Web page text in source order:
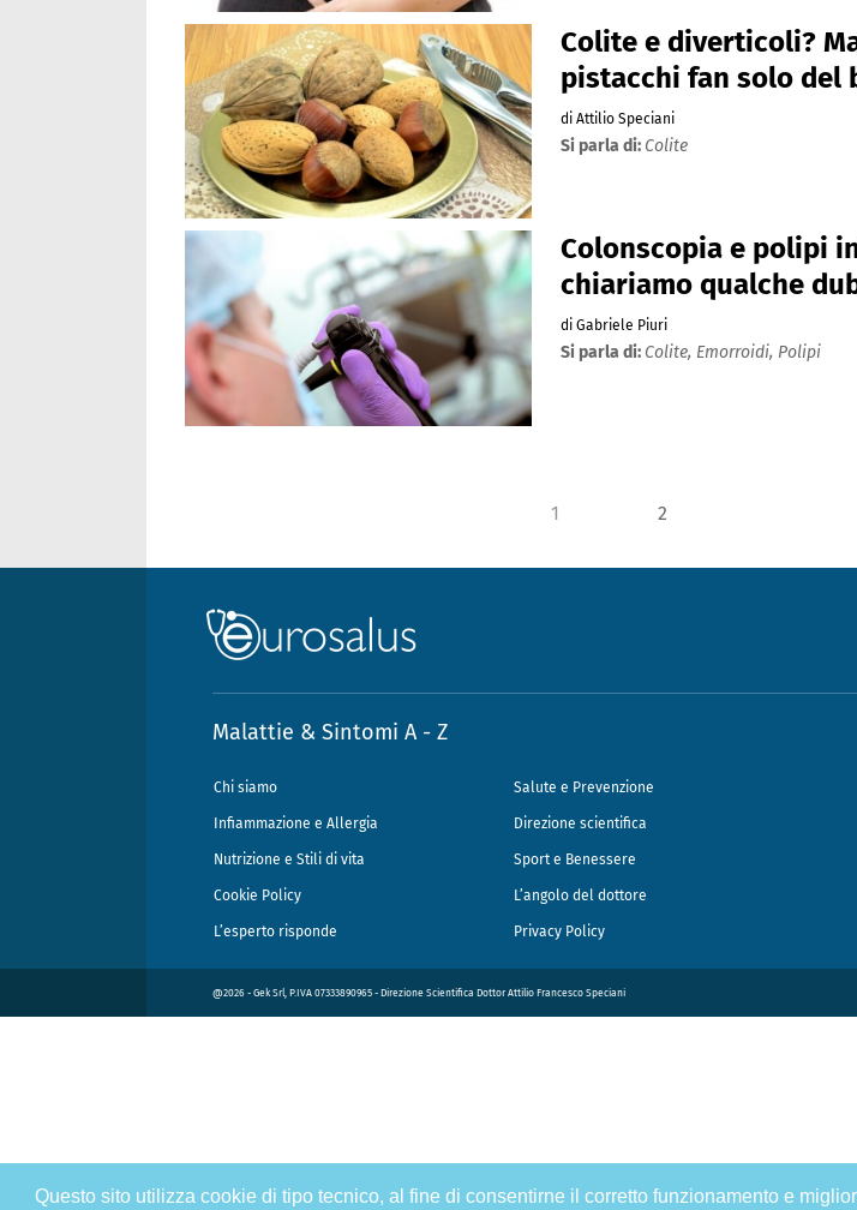
Questo sito utilizza cookie di tipo tecnico, al fine di consentirne il corretto funzionamento e
Colite e diverticoli?
pistacchi fan solo del
di Attilio Speciani
Si parla di: Colite
Colonscopia e polipi
chiariamo qualche
di Gabriele Piuri
Si parla di: Colite, Emorroidi, Polipi
1 2
Malattie & Sintomi A - Z
Chi siamo Salute e Prevenzione
Infiammazione e Allergia Direzione scientifica
Nutrizione e Stili di vita Sport e Benessere
Cookie Policy L’angolo del dottore
L’esperto risponde Privacy Policy
@2026 - Gek Srl, P.IVA 07333890965 - Direzione Scientifica Dottor Attilio Francesco Speciani